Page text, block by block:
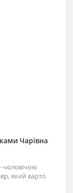
Чарівна
чоловічою
який варто